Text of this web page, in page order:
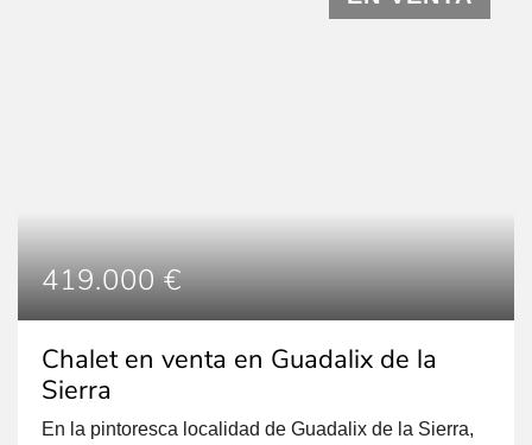
419.000 €
Chalet en venta en Guadalix de la
Sierra
En la pintoresca localidad de Guadalix de la Sierra,